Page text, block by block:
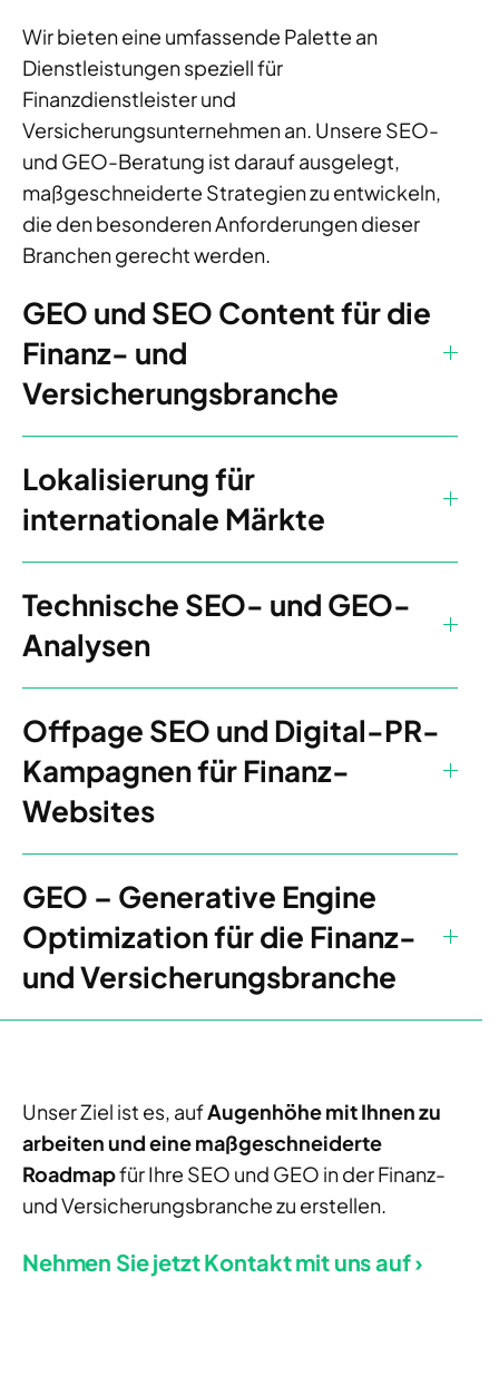
Wir bieten eine umfassende Palette an
Dienstleistungen speziell für
Finanzdienstleister und
Versicherungsunternehmen an. Unsere SEO-
und GEO-Beratung ist darauf ausgelegt,
maßgeschneiderte Strategien zu entwickeln,
die den besonderen Anforderungen dieser
Branchen gerecht werden.
GEO und SEO Content für die
Finanz- und
Versicherungsbranche
Lokalisierung für
internationale Märkte
Technische SEO- und GEO-
Analysen
Offpage SEO und Digital-PR-
Kampagnen für Finanz-
Websites
GEO – Generative Engine
Optimization für die Finanz-
und Versicherungsbranche
Unser Ziel ist es, aufAugenhöhe mit Ihnen zu
arbeiten und eine maßgeschneiderte
Roadmapfür Ihre SEO und GEO in der Finanz-
und Versicherungsbranche zu erstellen.
Nehmen Sie jetzt Kontakt mit uns auf ›